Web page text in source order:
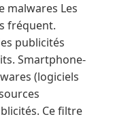
malwares Les
fréquent.
publicités
Smartphone-
(logiciels
Ce filtre